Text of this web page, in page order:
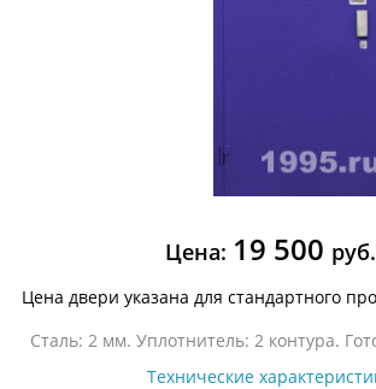
Цена: 19 500 руб.
Цена двери указана для стандартного
Сталь: 2 мм. Уплотнитель: 2 контура.
Технические